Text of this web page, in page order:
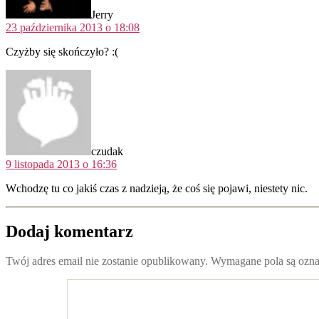
Jerry
23 października 2013 o 18:08
Czyżby się skończyło? :(
czudak
9 listopada 2013 o 16:36
Wchodzę tu co jakiś czas z nadzieją, że coś się pojawi, niestety nic.
Dodaj komentarz
Twój adres email nie zostanie opublikowany. Wymagane pola są